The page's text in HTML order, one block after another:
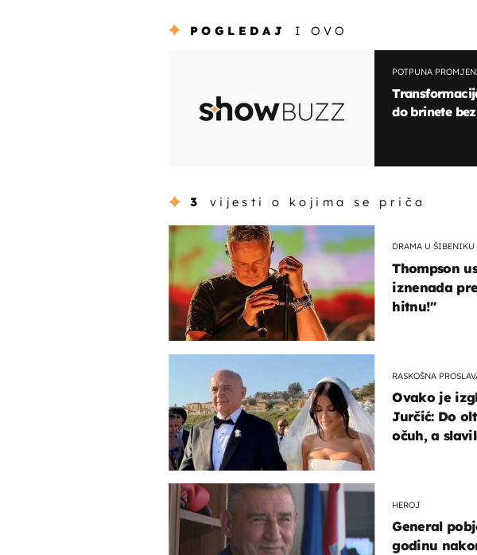
POGLEDAJ I OVO
POTPUNA
do brinete
3 vijesti o kojima se priča
DRAMA U ŠIBENIKU
Thompson
iznenada
hitnu!"
RASKOŠNA
Ovako je
Jurčić: Do
očuh, a
HEROJ
General
godinu